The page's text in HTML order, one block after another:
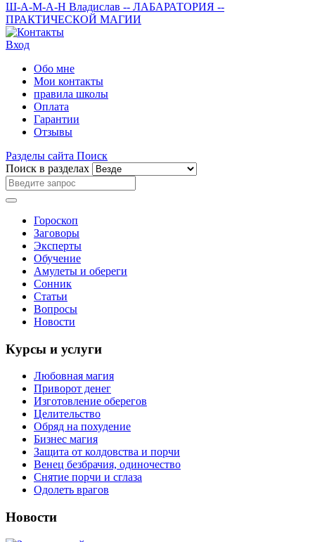
Ш-А-М-А-Н Владислав -- ЛАБАРАТОРИЯ --
ПРАКТИЧЕСКОЙ МАГИИ
Вход
Обо мне
Мои контакты
правила школы
Оплата
Гарантии
Отзывы
Разделы сайта Поиск
Поиск в разделах
Гороскоп
Заговоры
Эксперты
Обучение
Амулеты и обереги
Сонник
Статьи
Вопросы
Новости
Курсы и услуги
Любовная магия
Приворот денег
Изготовление оберегов
Целительство
Обряд на похудение
Бизнес магия
Защита от колдовства и порчи
Венец безбрачия, одиночество
Снятие порчи и сглаза
Одолеть врагов
Новости